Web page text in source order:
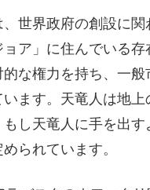
世界政府の創設に
ア」に住んでいる
な権力を持ち、一
ます。天竜人は地
し天竜人に手を出
られています。